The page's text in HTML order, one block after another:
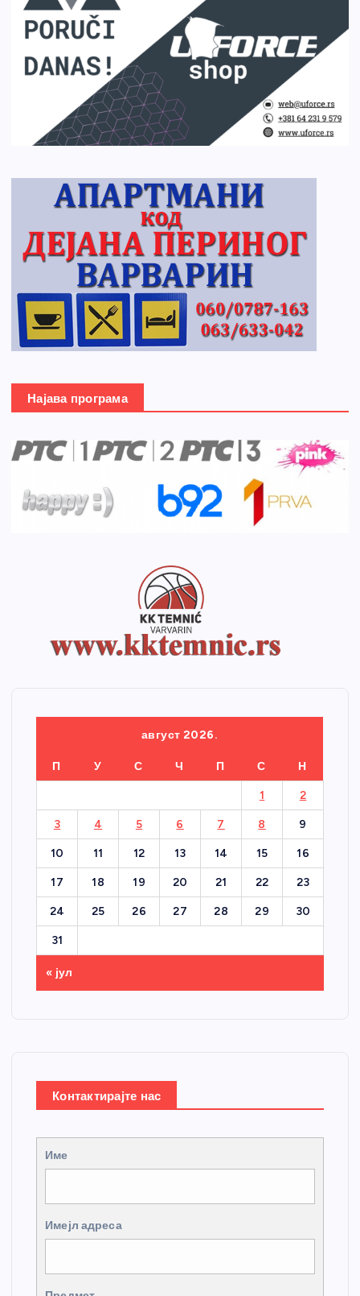
Најава програма
август 2026.
П У С Ч П С Н
1 2
3 4 5 6 7 8 9
10 11 12 13 14 15 16
17 18 19 20 21 22 23
24 25 26 27 28 29 30
31
« јул
Контактирајте нас
Име
Имејл адреса